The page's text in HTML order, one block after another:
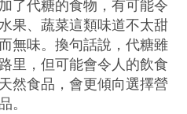
了代糖的食物，有可能令
果、蔬菜這類味道不太甜
無味。換句話說，代糖雖
里，但可能會令人的飲食
然食品，會更傾向選擇營
。